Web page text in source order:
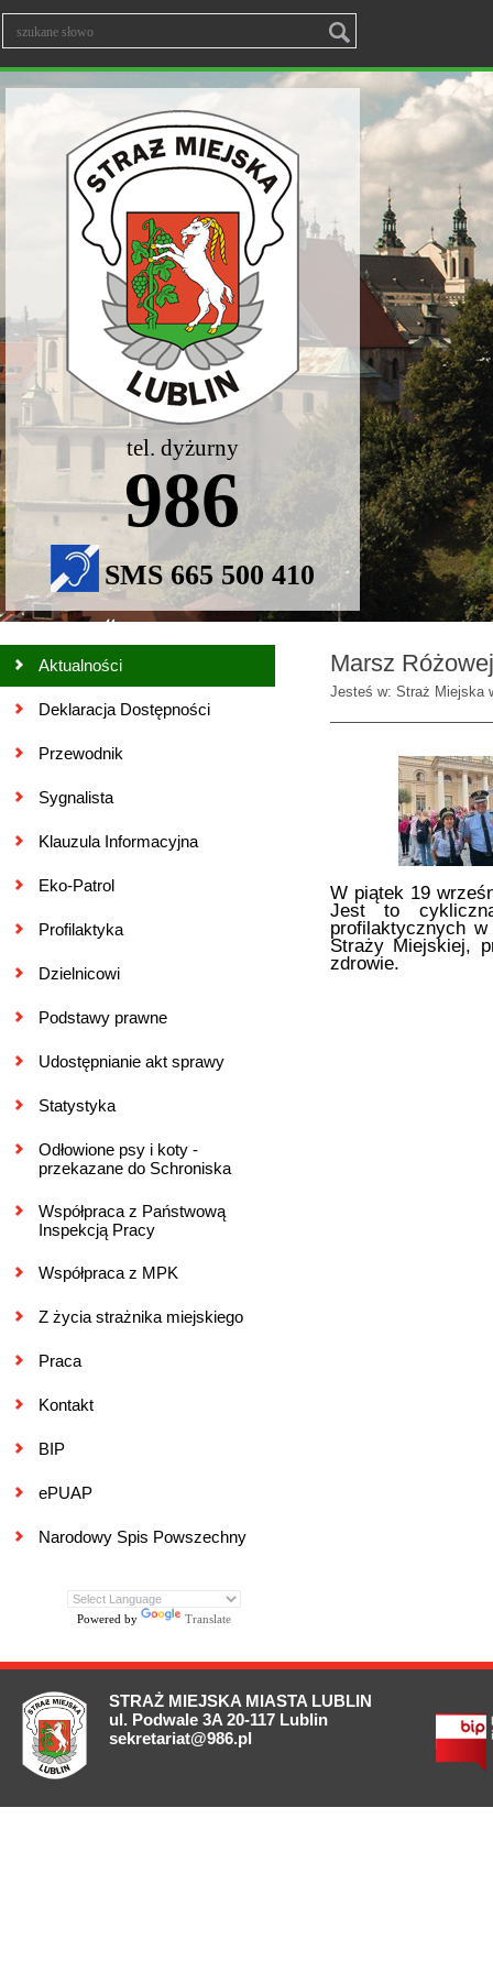
tel. dyżurny
986
SMS 665 500 410
Aktualności
Deklaracja Dostępności
Przewodnik
Sygnalista
Klauzula Informacyjna
Eko-Patrol
Profilaktyka
Dzielnicowi
Podstawy prawne
Udostępnianie akt sprawy
Statystyka
Odłowione psy i koty -
przekazane do Schroniska
Współpraca z Państwową
Inspekcją Pracy
Współpraca z MPK
Z życia strażnika miejskiego
Praca
Kontakt
BIP
ePUAP
Narodowy Spis Powszechny
Powered by Translate
Marsz
Jesteś w: Straż Miejska
W piątek 19
Jest to
profilaktycznych
Straży Miejskiej,
zdrowie.
STRAŻ MIEJSKA MIASTA LUBLIN
ul. Podwale 3A 20-117 Lublin
sekretariat@986.pl